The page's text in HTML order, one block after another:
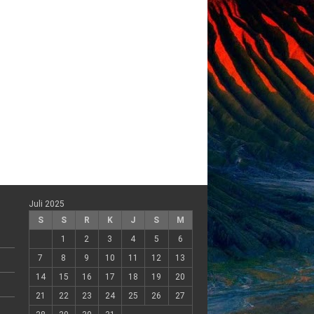
Juli 2025
S
S R K J S
M
1
2 3 4 5
6
7
8 9 10 11 12
13
14
15 16 17 18 19
20
21
22 23 24 25 26
27